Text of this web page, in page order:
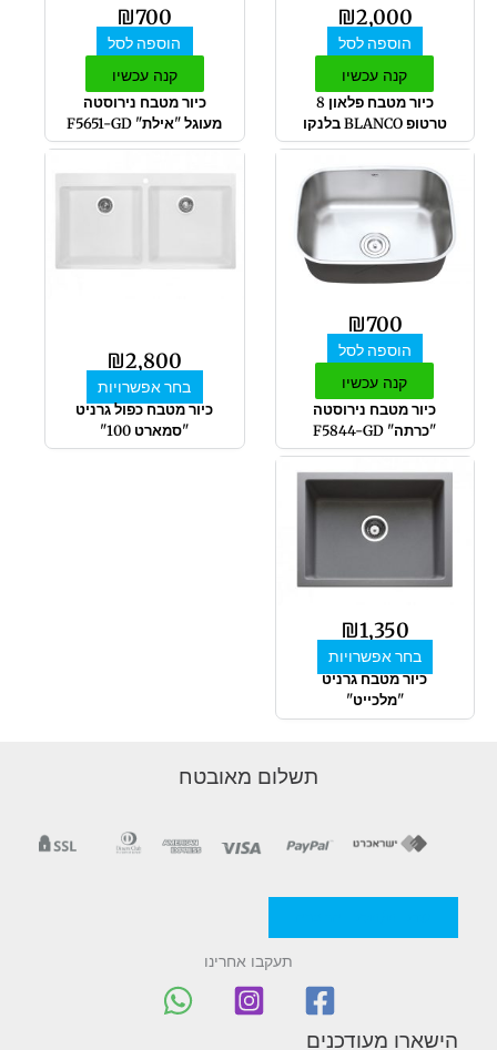
₪2,000
הוספה לסל
קנה עכשיו
כיור מטבח פלאון 8
טרטופ BLANCO בלנקו
₪700
הוספה לסל
קנה עכשיו
כיור מטבח נירוסטה
מעוגל "אילת" F5651-GD
₪700
הוספה לסל
קנה עכשיו
כיור מטבח נירוסטה
"כרתה" F5844-GD
₪2,800
בחר אפשרויות
זה
האפשרויות
בעמוד
המוצר
כיור מטבח כפול גרניט
"סמארט 100"
₪1,350
בחר אפשרויות
יש
מספר
ניתן
את
האפשרויות
בעמוד
כיור מטבח גרניט
"מלכייט"
תשלום מאובטח
תעקבו אחרינו
הישארו מעודכנים